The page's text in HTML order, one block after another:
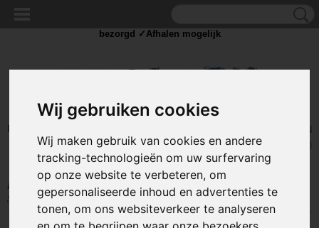
Wij gebruiken cookies
Wij maken gebruik van cookies en andere
tracking-technologieën om uw surfervaring
op onze website te verbeteren, om
gepersonaliseerde inhoud en advertenties te
tonen, om ons websiteverkeer te analyseren
Inloggen
UW WINKELWAGEN
Geen producten
(0)
Home COMPONENTEN >SCHAKELAARS > Drukschakelaars
Schakelaar Push-Button 2 Polig - 5A 12-24V - Rood Rond
bezorgd ✓Afhalen mogelijk